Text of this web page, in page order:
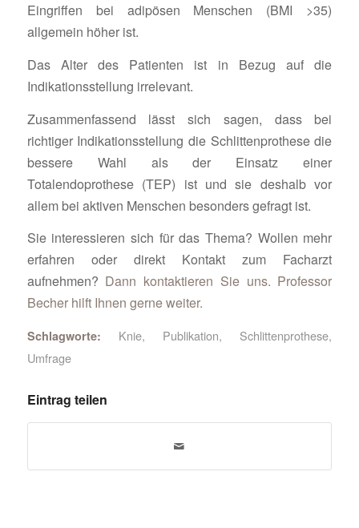
Eingriffen bei adipösen Menschen (BMI >35)
allgemein höher ist.
Das Alter des Patienten ist in Bezug auf die
Indikationsstellung irrelevant.
Zusammenfassend lässt sich sagen, dass bei
richtiger Indikationsstellung die Schlittenprothese die
bessere Wahl als der Einsatz einer
Totalendoprothese (TEP) ist und sie deshalb vor
allem bei aktiven Menschen besonders gefragt ist.
Sie interessieren sich für das Thema? Wollen mehr
erfahren oder direkt Kontakt zum Facharzt
aufnehmen? Dann kontaktieren Sie uns. Professor
Becher hilft Ihnen gerne weiter.
Schlagworte: Knie, Publikation, Schlittenprothese,
Umfrage
Eintrag teilen